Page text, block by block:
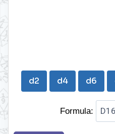
d2 d4 d6
Formula: